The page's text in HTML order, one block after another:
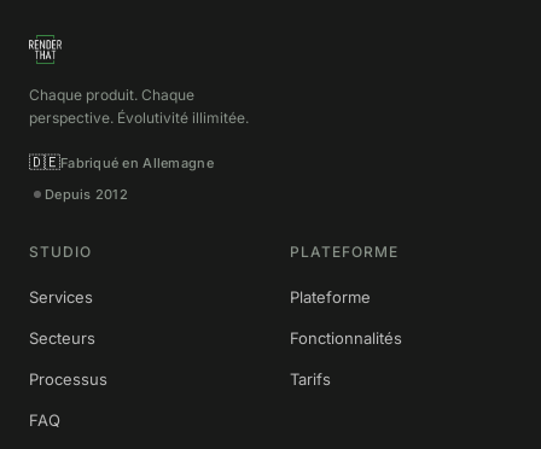
Chaque produit. Chaque
perspective. Évolutivité illimitée.
🇩🇪Fabriqué en Allemagne
Depuis 2012
STUDIO
Services
Secteurs
Processus
FAQ
PLATEFORME
Plateforme
Fonctionnalités
Tarifs